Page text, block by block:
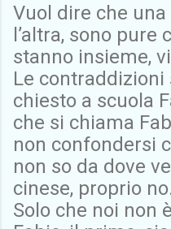
Vuol dire che una
l’altra, sono pure
stanno insieme,
Le contraddizioni
chiesto a scuola
che si chiama
non confondersi
non so da dove
cinese, proprio no.
Solo che noi non